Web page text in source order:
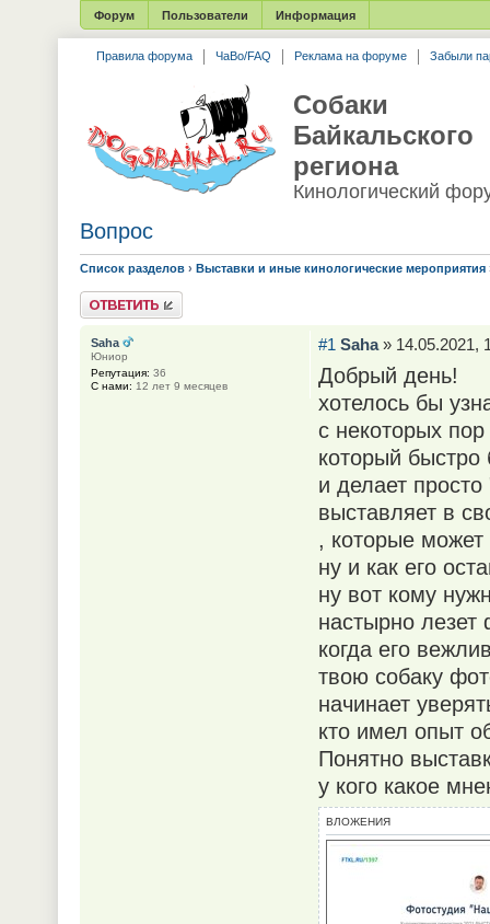
Форум Пользователи Информация
Правила форума ЧаВо/FAQ Реклама на форуме Забыли
Собаки
Байкальского
региона
Кинологический
Вопрос
Список разделов › Выставки и иные кинологические мероприятия
Ответить
#1 Saha» 14.05.2021,
Добрый день!
хотелось бы
с некоторых
который быстро
и делает
выставляет в
, которые может
ну и как его
ну вот кому
настырно лезет
когда его
твою собаку
начинает
кто имел опыт
Понятно
у кого какое
ВЛОЖЕНИЯ
Saha
Юниор
Репутация: 36
С нами: 12 лет 9 месяцев